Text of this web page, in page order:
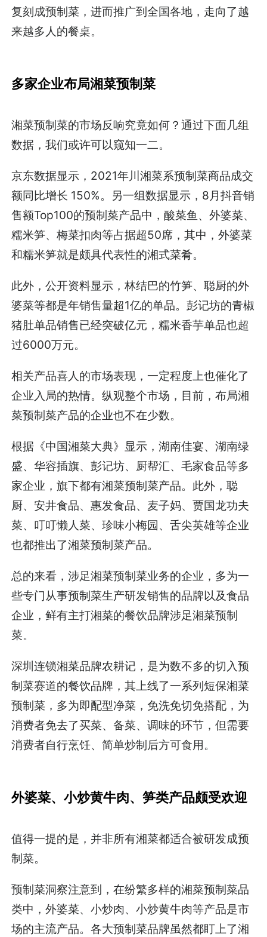
复刻成预制菜，进而推广到全国各地，走向了越
来越多人的餐桌。
多家企业布局湘菜预制菜
湘菜预制菜的市场反响究竟如何？通过下面几组
数据，我们或许可以窥知一二。
京东数据显示，2021年川湘菜系预制菜商品成交
额同比增长 150%。另一组数据显示，8月抖音销
售额Top100的预制菜产品中，酸菜鱼、外婆菜、
糯米笋、梅菜扣肉等占据超50席，其中，外婆菜
和糯米笋就是颇具代表性的湘式菜肴。
此外，公开资料显示，林结巴的竹笋、聪厨的外
婆菜等都是年销售量超1亿的单品。彭记坊的青椒
猪肚单品销售已经突破亿元，糯米香芋单品也超
过6000万元。
相关产品喜人的市场表现，一定程度上也催化了
企业入局的热情。纵观整个市场，目前，布局湘
菜预制菜产品的企业也不在少数。
根据《中国湘菜大典》显示，湖南佳宴、湖南绿
盛、华容插旗、彭记坊、厨帮汇、毛家食品等多
家企业，旗下都有湘菜预制菜产品。此外，聪
厨、安井食品、惠发食品、麦子妈、贾国龙功夫
菜、叮叮懒人菜、珍味小梅园、舌尖英雄等企业
也都推出了湘菜预制菜产品。
总的来看，涉足湘菜预制菜业务的企业，多为一
些专门从事预制菜生产研发销售的品牌以及食品
企业，鲜有主打湘菜的餐饮品牌涉足湘菜预制
菜。
深圳连锁湘菜品牌农耕记，是为数不多的切入预
制菜赛道的餐饮品牌，其上线了一系列短保湘菜
预制菜，多为即配型净菜，免洗免切免搭配，为
消费者免去了买菜、备菜、调味的环节，但需要
消费者自行烹饪、简单炒制后方可食用。
外婆菜、小炒黄牛肉、笋类产品颇受欢迎
值得一提的是，并非所有湘菜都适合被研发成预
制菜。
预制菜洞察注意到，在纷繁多样的湘菜预制菜品
类中，外婆菜、小炒肉、小炒黄牛肉等产品是市
场的主流产品。各大预制菜品牌虽然都盯上了湘